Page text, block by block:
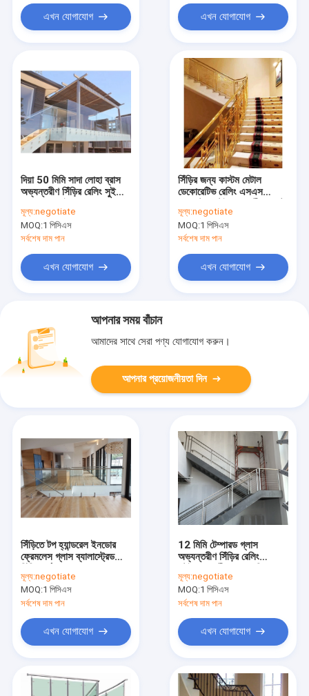
এখন যোগাযোগ এখন যোগাযোগ
দিয়া 50 মিমি সাদা লোহা ব্রাস
অভ্যন্তরীণ সিঁড়ির রেলিং সুইমিং
মূল্য:negotiate
MOQ:1 পিসিএস
সর্বশেষ দাম পান
এখন যোগাযোগ
সিঁড়ির জন্য কাস্টম মেটাল
ডেকোরেটিভ রেলিং এসএস
রেলিং
মূল্য:negotiate
MOQ:1 পিসিএস
সর্বশেষ দাম পান
এখন যোগাযোগ
আপনার সময় বাঁচান
আমাদের সাথে সেরা পণ্য যোগাযোগ করুন।
আপনার প্রয়োজনীয়তা দিন
সিঁড়িতে টপ হ্যান্ডরেল ইনডোর
ফ্রেমলেস গ্লাস ব্যালাস্ট্রেড
মূল্য:negotiate
MOQ:1 পিসিএস
সর্বশেষ দাম পান
এখন যোগাযোগ
12 মিমি টেম্পারড গ্লাস
অভ্যন্তরীণ সিঁড়ির রেলিং
ব্যালাস্ট্রেড
মূল্য:negotiate
MOQ:1 পিসিএস
সর্বশেষ দাম পান
এখন যোগাযোগ